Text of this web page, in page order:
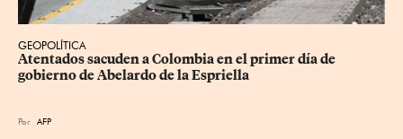
GEOPOLÍTICA
Atentados sacuden a Colombia en el primer día de
gobierno de Abelardo de la Espriella
Por AFP